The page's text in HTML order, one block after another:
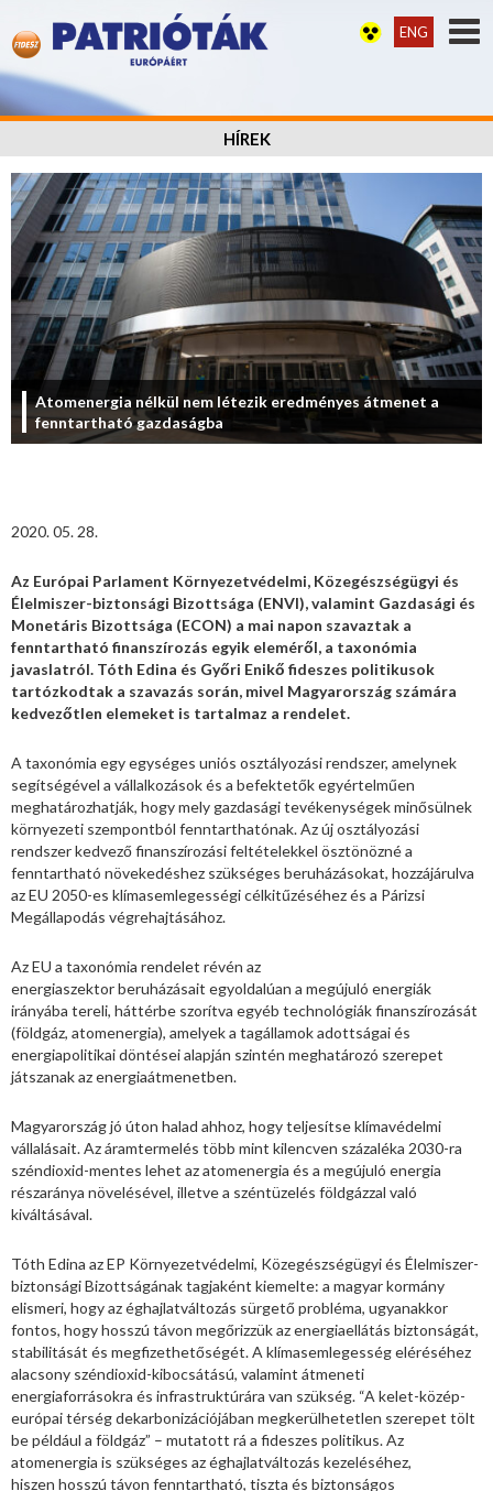
ENG
HÍREK
Atomenergia nélkül nem létezik eredményes átmenet a
fenntartható gazdaságba
2020. 05. 28.
Az Európai Parlament Környezetvédelmi, Közegészségügyi és
Élelmiszer-biztonsági Bizottsága (ENVI), valamint Gazdasági és
Monetáris Bizottsága (ECON) a mai napon szavaztak a
fenntartható finanszírozás egyik eleméről, a taxonómia
javaslatról. Tóth Edina és Győri Enikő fideszes politikusok
tartózkodtak a szavazás során, mivel Magyarország számára
kedvezőtlen elemeket is tartalmaz a rendelet.
A taxonómia egy egységes uniós osztályozási rendszer, amelynek
segítségével a vállalkozások és a befektetők egyértelműen
meghatározhatják, hogy mely gazdasági tevékenységek minősülnek
környezeti szempontból fenntarthatónak. Az új osztályozási
rendszer kedvező finanszírozási feltételekkel ösztönözné a
fenntartható növekedéshez szükséges beruházásokat, hozzájárulva
az EU 2050-es klímasemlegességi célkitűzéséhez és a Párizsi
Megállapodás végrehajtásához.
Az EU a taxonómia rendelet révén az
energiaszektor beruházásait egyoldalúan a megújuló energiák
irányába tereli, háttérbe szorítva egyéb technológiák finanszírozását
(földgáz, atomenergia), amelyek a tagállamok adottságai és
energiapolitikai döntései alapján szintén meghatározó szerepet
játszanak az energiaátmenetben.
Magyarország jó úton halad ahhoz, hogy teljesítse klímavédelmi
vállalásait. Az áramtermelés több mint kilencven százaléka 2030-ra
széndioxid-mentes lehet az atomenergia és a megújuló energia
részaránya növelésével, illetve a széntüzelés földgázzal való
kiváltásával.
Tóth Edina az EP Környezetvédelmi, Közegészségügyi és Élelmiszer-
biztonsági Bizottságának tagjaként kiemelte: a magyar kormány
elismeri, hogy az éghajlatváltozás sürgető probléma, ugyanakkor
fontos, hogy hosszú távon megőrizzük az energiaellátás biztonságát,
stabilitását és megfizethetőségét. A klímasemlegesség eléréséhez
alacsony széndioxid-kibocsátású, valamint átmeneti
energiaforrásokra és infrastruktúrára van szükség. “A kelet-közép-
európai térség dekarbonizációjában megkerülhetetlen szerepet tölt
be például a földgáz” – mutatott rá a fideszes politikus. Az
atomenergia is szükséges az éghajlatváltozás kezeléséhez,
hiszen hosszú távon fenntartható, tiszta és biztonságos